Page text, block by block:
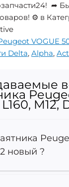
➦
⚙️ в
VOGUE
Delta, Alpha,
L160, M12,
новый ?